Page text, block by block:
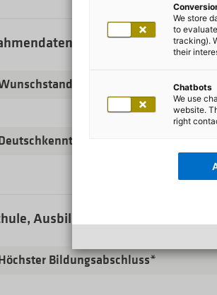
Ausbildung, Beruf
Bildungsabschluss*
We store
to
tracking).
their
Chatbots
We use
website.
right